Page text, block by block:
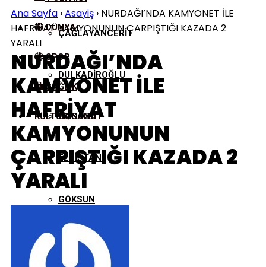
ÇAĞLAYANCERIT
DULKADIROĞLU
EKINÖZÜ
ELBISTAN
GÖKSUN
NURHAK
DÜNYA
SPOR
SAĞLIK
KÜLTÜR/SANAT
Ana Sayfa ›Asayiş › NURDAĞI’NDA KAMYONET İLE
HAFRİYAT KAMYONUNUN ÇARPIŞTIĞI KAZADA 2
YARALI
NURDAĞI’NDA
KAMYONET İLE
HAFRİYAT
KAMYONUNUN
ÇARPIŞTIĞI KAZADA 2
YARALI